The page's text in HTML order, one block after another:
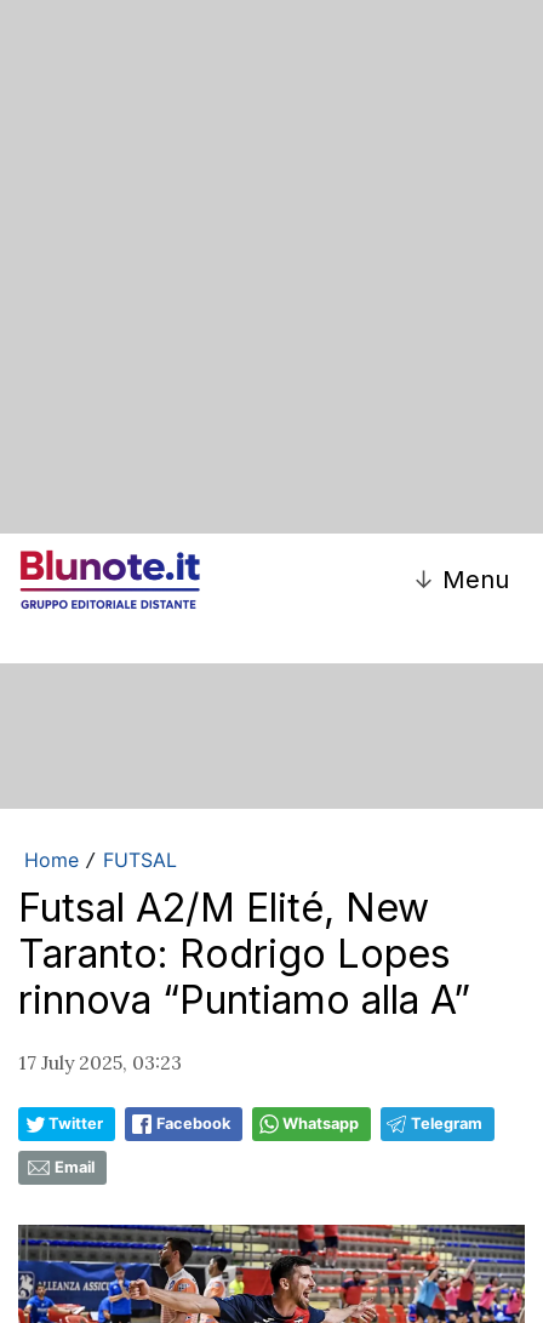
↓ Menu
Home / FUTSAL
Futsal A2/M Elité, New
Taranto: Rodrigo Lopes
rinnova “Puntiamo alla A”
17 July 2025, 03:23
Twitter Facebook Whatsapp Telegram
Email